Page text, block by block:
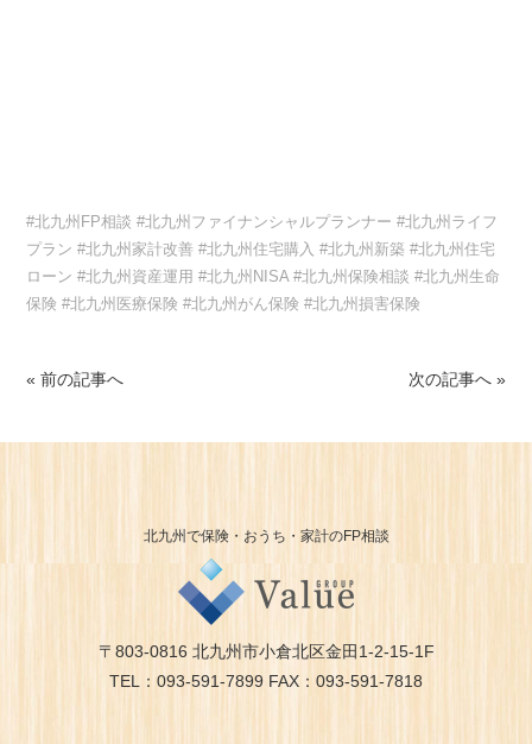
#北九州FP相談 #北九州ファイナンシャルプランナー #北九州ライフ
プラン #北九州家計改善 #北九州住宅購入 #北九州新築 #北九州住宅
ローン #北九州資産運用 #北九州NISA #北九州保険相談 #北九州生命
保険 #北九州医療保険 #北九州がん保険 #北九州損害保険
« 前の記事へ 次の記事へ »
北九州で保険・おうち・家計のFP相談
〒803-0816 北九州市小倉北区金田1-2-15-1F
TEL：093-591-7899 FAX：093-591-7818